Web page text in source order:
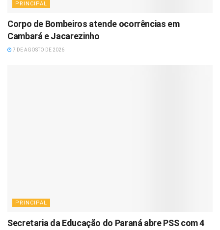
PRINCIPAL
Corpo de Bombeiros atende ocorrências em
Cambará e Jacarezinho
7 DE AGOSTO DE 2026
PRINCIPAL
Secretaria da Educação do Paraná abre PSS com 4